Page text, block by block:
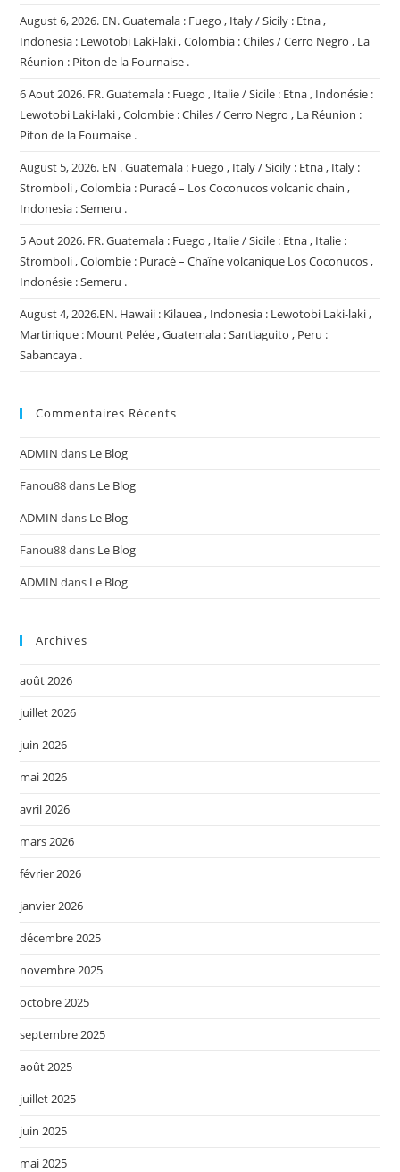
August 6, 2026. EN. Guatemala : Fuego , Italy / Sicily : Etna ,
Indonesia : Lewotobi Laki-laki , Colombia : Chiles / Cerro Negro , La
Réunion : Piton de la Fournaise .
6 Aout 2026. FR. Guatemala : Fuego , Italie / Sicile : Etna , Indonésie :
Lewotobi Laki-laki , Colombie : Chiles / Cerro Negro , La Réunion :
Piton de la Fournaise .
August 5, 2026. EN . Guatemala : Fuego , Italy / Sicily : Etna , Italy :
Stromboli , Colombia : Puracé – Los Coconucos volcanic chain ,
Indonesia : Semeru .
5 Aout 2026. FR. Guatemala : Fuego , Italie / Sicile : Etna , Italie :
Stromboli , Colombie : Puracé – Chaîne volcanique Los Coconucos ,
Indonésie : Semeru .
August 4, 2026.EN. Hawaii : Kilauea , Indonesia : Lewotobi Laki-laki ,
Martinique : Mount Pelée , Guatemala : Santiaguito , Peru :
Sabancaya .
Commentaires Récents
ADMIN dans Le Blog
Fanou88dans Le Blog
ADMIN dans Le Blog
Fanou88dans Le Blog
ADMIN dans Le Blog
Archives
août 2026
juillet 2026
juin 2026
mai 2026
avril 2026
mars 2026
février 2026
janvier 2026
décembre 2025
novembre 2025
octobre 2025
septembre 2025
août 2025
juillet 2025
juin 2025
mai 2025